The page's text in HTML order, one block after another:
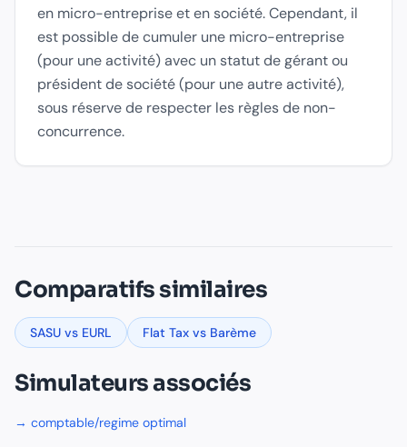
en micro-entreprise et en société. Cependant, il
est possible de cumuler une micro-entreprise
(pour une activité) avec un statut de gérant ou
président de société (pour une autre activité),
sous réserve de respecter les règles de non-
concurrence.
Données officielles et références
“Le régime micro-entreprise s'applique automatiquement
“Le régime réel simplifié (BIC ou BNC) permet de
Comparatifs similaires
SASU vs EURL Flat Tax vs Barème
Simulateurs associés
→ comptable/regime optimal